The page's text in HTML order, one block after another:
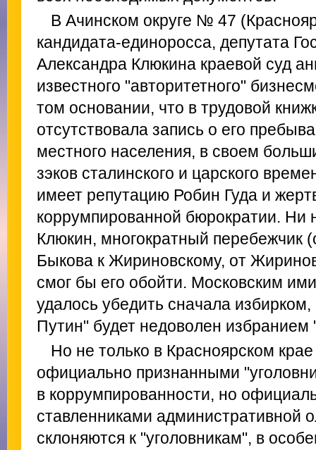
В Ачинском округе № 47
кандидата-единоросса, депутата
Александра Клюкина краевой суд
известного "авторитетного"
том основании, что в трудовой
отсутствовала запись о его
местного населения, в своем
зэков сталинского и царского
имеет репутацию Робин Гуда и
коррумпированной бюрократии. Ни
Клюкин, многократный перебежчик
Быкова к Жириновскому, от
смог бы его обойти. Московским
удалось убедить сначала
Путин" будет недоволен избранием
Но не только в Красноярском
официально признанными
в коррумпированности, но
ставленниками административной
склоняются к "уголовникам", в